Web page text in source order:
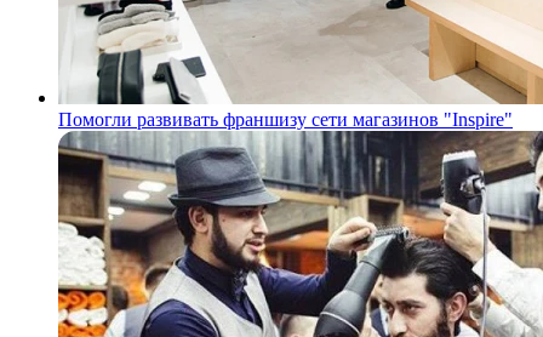
Помогли развивать франшизу сети магазинов "Inspire"